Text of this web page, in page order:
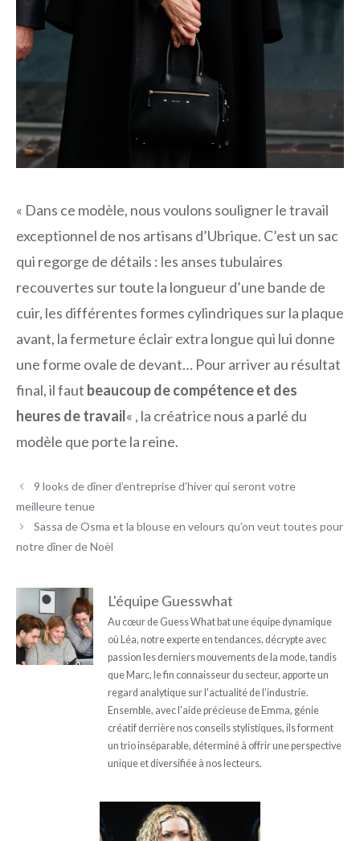
« Dans ce modèle, nous voulons souligner le travail
exceptionnel de nos artisans d’Ubrique. C’est un sac
qui regorge de détails : les anses tubulaires
recouvertes sur toute la longueur d’une bande de
cuir, les différentes formes cylindriques sur la plaque
avant, la fermeture éclair extra longue qui lui donne
une forme ovale de devant… Pour arriver au résultat
final, il faut beaucoup de compétence et des
heures de travail« , la créatrice nous a parlé du
modèle que porte la reine.
9 looks de dîner d’entreprise d’hiver qui seront votre
meilleure tenue
Sassa de Osma et la blouse en velours qu’on veut toutes pour
notre dîner de Noël
L'équipe Guesswhat
Au cœur de Guess What bat une équipe dynamique
où Léa, notre experte en tendances, décrypte avec
passion les derniers mouvements de la mode, tandis
que Marc, le fin connaisseur du secteur, apporte un
regard analytique sur l'actualité de l'industrie.
Ensemble, avec l'aide précieuse de Emma, génie
créatif derrière nos conseils stylistiques, ils forment
un trio inséparable, déterminé à offrir une perspective
unique et diversifiée à nos lecteurs.